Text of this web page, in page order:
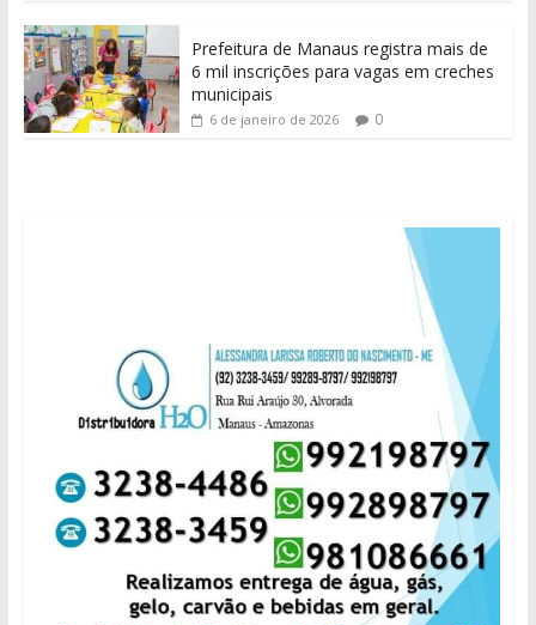
Prefeitura de Manaus registra mais de
6 mil inscrições para vagas em creches
municipais
6 de janeiro de 2026 0